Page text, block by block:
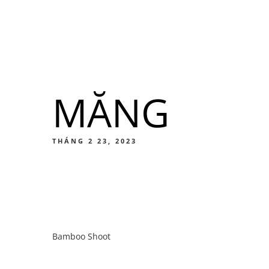
MĂNG
THÁNG 2 23, 2023
Bamboo Shoot